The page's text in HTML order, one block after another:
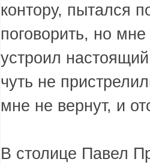
контору, пытался
поговорить, но
устроил
чуть не
мне не вернут, и
В столице Павел